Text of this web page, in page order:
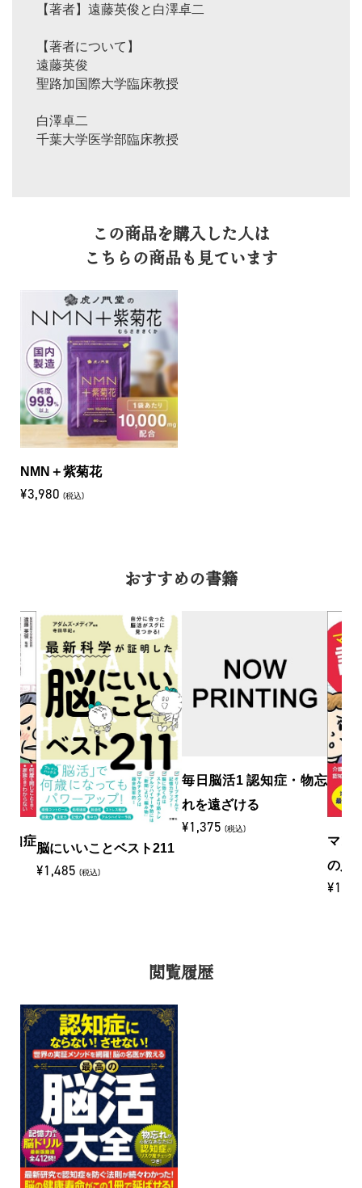
【著者】遠藤英俊と白澤卓二
【著者について】
遠藤英俊
聖路加国際大学臨床教授
白澤卓二
千葉大学医学部臨床教授
この商品を購入した人は
こちらの商品も見ています
NMN＋紫菊花
¥3,980 (税込)
おすすめの書籍
知症
脳にいいことベスト211
¥1,485 (税込)
毎日脳活1 認知症・物忘
れを遠ざける
¥1,375 (税込)
マン
の人
閲覧履歴